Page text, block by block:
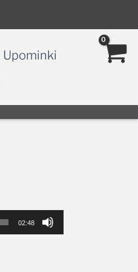
Upominki
02:48